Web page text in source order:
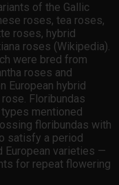
of the Gallic
roses, tea roses,
roses, hybrid
roses (Wikipedia).
were bred from
roses and
European hybrid
Floribundas
mentioned
floribundas with
satisfy a period
European varieties —
for repeat flowering